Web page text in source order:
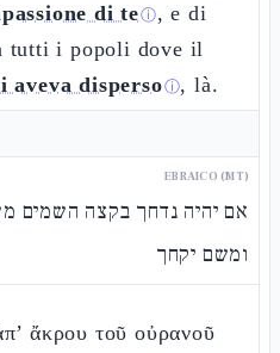
di teⓘ, e di
tutti i popoli dove il
aveva dispersoⓘ, là.
EBRAICO (MT)
אם יהיה נדחך בקצה השמים
ומשם יקחך
ἄκρου τοῦ οὐρανοῦ